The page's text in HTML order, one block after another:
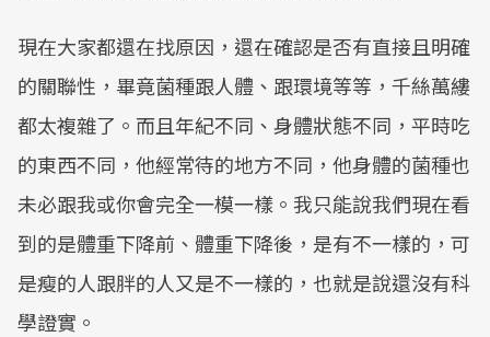
現在大家都還在找原因，還在確認是否有直接且明確
的關聯性，畢竟菌種跟人體、跟環境等等，千絲萬縷
都太複雜了。而且年紀不同、身體狀態不同，平時吃
的東西不同，他經常待的地方不同，他身體的菌種也
未必跟我或你會完全一模一樣。我只能說我們現在看
到的是體重下降前、體重下降後，是有不一樣的，可
是瘦的人跟胖的人又是不一樣的，也就是說還沒有科
學證實。